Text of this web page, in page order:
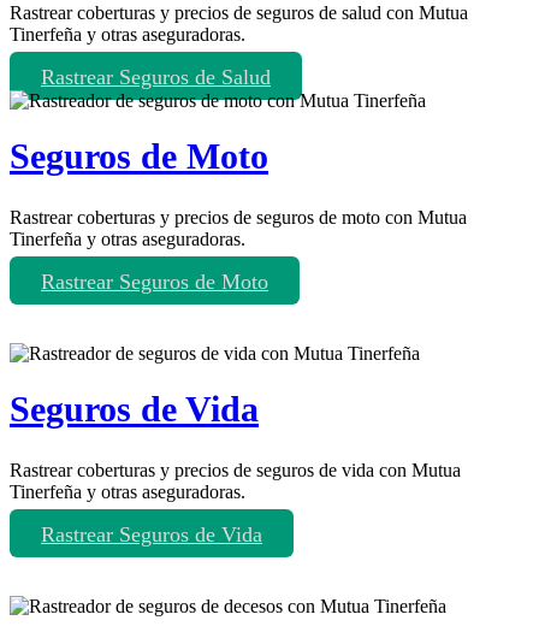
Rastrear coberturas y precios de seguros de salud con Mutua
Tinerfeña y otras aseguradoras.
Rastrear Seguros de Salud
Seguros de Moto
Rastrear coberturas y precios de seguros de moto con Mutua
Tinerfeña y otras aseguradoras.
Rastrear Seguros de Moto
Seguros de Vida
Rastrear coberturas y precios de seguros de vida con Mutua
Tinerfeña y otras aseguradoras.
Rastrear Seguros de Vida